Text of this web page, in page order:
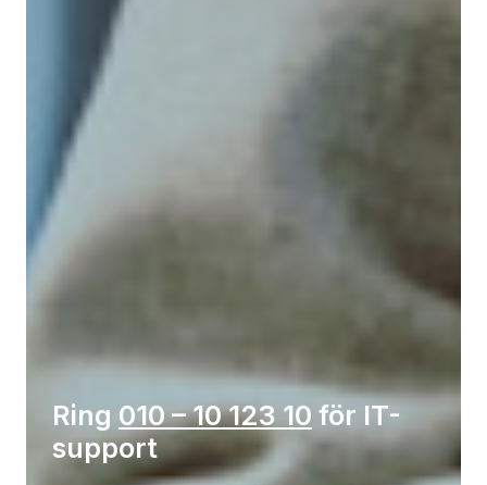
Ring 010 – 10 123 10 för IT-
support